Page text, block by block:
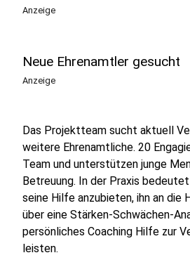
Anzeige
Neue Ehrenamtler gesucht
Anzeige
Das Projektteam sucht aktuell
weitere Ehrenamtliche. 20
Team und unterstützen junge
Betreuung. In der Praxis
seine Hilfe anzubieten, ihn an die
über eine Stärken-Schwächen-
persönliches Coaching Hilfe zur
leisten.